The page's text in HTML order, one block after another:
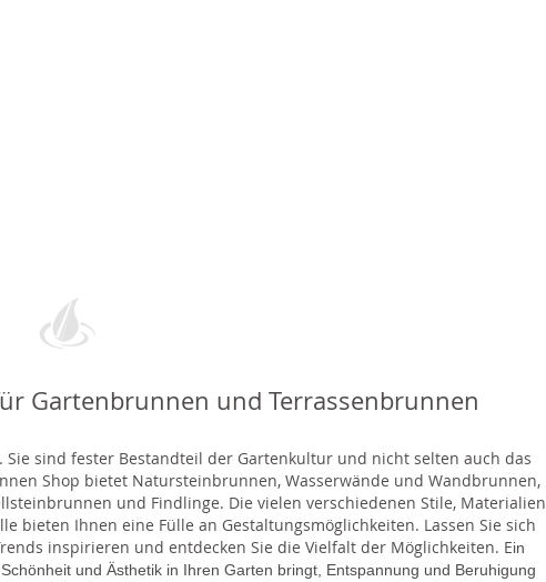
Gartenbrunnen und Terrassenbrunnen
sind fester Bestandteil der Gartenkultur und nicht selten auch das
Shop bietet Natursteinbrunnen, Wasserwände und Wandbrunnen,
und Findlinge. Die vielen verschiedenen Stile, Materialien
bieten Ihnen eine Fülle an Gestaltungsmöglichkeiten. Lassen Sie sich
inspirieren und entdecken Sie die Vielfalt der Möglichkeiten. Ein
und Ästhetik in Ihren Garten bringt, Entspannung und Beruhigung